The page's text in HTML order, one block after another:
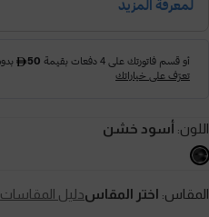
اللون: أسود خشن
المقاس: اختر المقاسدليل المقاسات